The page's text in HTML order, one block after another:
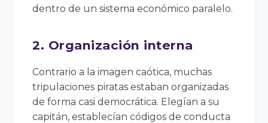
dentro de un sistema económico paralelo.
2. Organización interna
Contrario a la imagen caótica, muchas
tripulaciones piratas estaban organizadas
de forma casi democrática. Elegían a su
capitán, establecían códigos de conducta